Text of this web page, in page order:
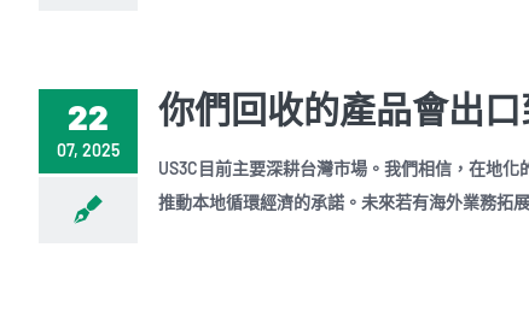
22
07, 2025
你們回收的產品會出
US3C目前主要深耕台灣市場。我們相信，在地
推動本地循環經濟的承諾。未來若有海外業務拓